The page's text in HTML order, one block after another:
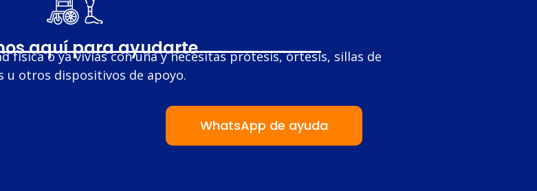
aquí para ayudarte
física o ya vivías con una y necesitas prótesis, órtesis, sillas de
u otros dispositivos de apoyo.
WhatsApp de ayuda